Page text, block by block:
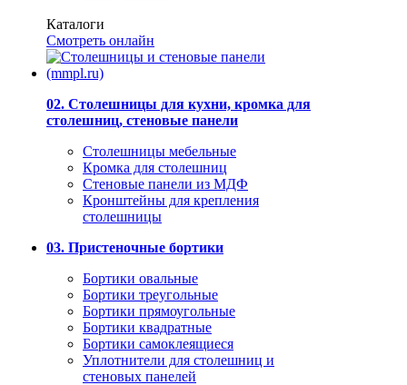
Каталоги
Смотреть онлайн
02. Столешницы для кухни, кромка для
столешниц, стеновые панели
Столешницы мебельные
Кромка для столешниц
Стеновые панели из МДФ
Кронштейны для крепления
столешницы
03. Пристеночные бортики
Бортики овальные
Бортики треугольные
Бортики прямоугольные
Бортики квадратные
Бортики самоклеящиеся
Уплотнители для столешниц и
стеновых панелей